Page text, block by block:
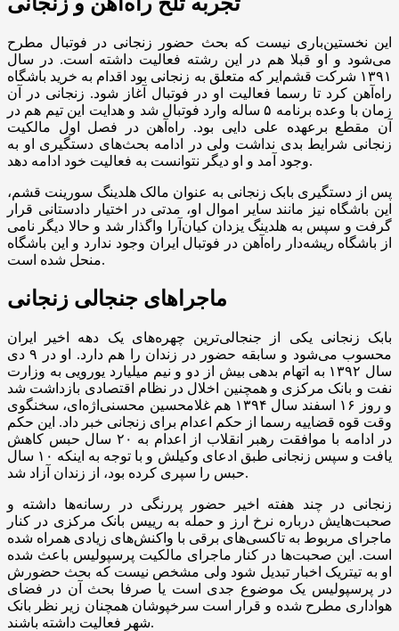
این نخستین‌باری نیست که بحث حضور زنجانی در فوتبال مطرح
می‌شود و او قبلا هم در این رشته فعالیت داشته است. در سال
۱۳۹۱ شرکت قشم‌ایر که متعلق به زنجانی بود اقدام به خرید باشگاه
راه‌آهن کرد تا رسما فعالیت او در فوتبال آغاز شود. زنجانی در آن
زمان با وعده برنامه ۵ ساله وارد فوتبال شد و هدایت این تیم هم در
آن مقطع برعهده علی دایی بود. راه‌آهن در فصل اول مالکیت
زنجانی شرایط بدی نداشت ولی در ادامه بحث‌های دستگیری او به
وجود آمد و او دیگر نتوانست به فعالیت خود ادامه دهد.
پس از دستگیری بابک زنجانی به عنوان مالک هلدینگ سورینت قشم،
این باشگاه نیز مانند سایر اموال او، مدتی در اختیار دادستانی قرار
گرفت و سپس به هلدینگ یزدان کیان‌آرا واگذار شد و حالا دیگر نامی
از باشگاه ریشه‌دار راه‌آهن در فوتبال ایران وجود ندارد و این باشگاه
منحل شده است.
ماجرا‌های جنجالی زنجانی
بابک زنجانی یکی از جنجالی‌ترین چهره‌های یک دهه اخیر ایران
محسوب می‌شود و سابقه حضور در زندان را هم دارد. او در ۹ دی
سال ۱۳۹۲ به اتهام بدهی بیش از دو و نیم میلیارد یورویی به وزارت
نفت و بانک مرکزی و همچنین اخلال در نظام اقتصادی بازداشت شد
و روز ۱۶ اسفند سال ۱۳۹۴ هم غلامحسین محسنی‌اژه‌ای، سخنگوی
وقت قوه قضاییه رسما از حکم اعدام برای زنجانی خبر داد. این حکم
در ادامه با موافقت رهبر انقلاب از اعدام به ۲۰ سال حبس کاهش
یافت و سپس زنجانی طبق ادعای وکیلش و با توجه به اینکه ۱۰ سال
حبس را سپری کرده بود، از زندان آزاد شد.
زنجانی در چند هفته اخیر حضور پررنگی در رسانه‌ها داشته و
صحبت‌هایش درباره نرخ ارز و حمله به رییس بانک مرکزی در کنار
ماجرای مربوط به تاکسی‌های برقی با واکنش‌های زیادی همراه شده
است. این صحبت‌ها در کنار ماجرای مالکیت پرسپولیس باعث شده
او به تیتریک اخبار تبدیل شود ولی مشخص نیست که بحث حضورش
در پرسپولیس یک موضوع جدی است یا صرفا بحث آن در فضای
هواداری مطرح شده و قرار است سرخپوشان همچنان زیر نظر بانک
شهر فعالیت داشته باشند.